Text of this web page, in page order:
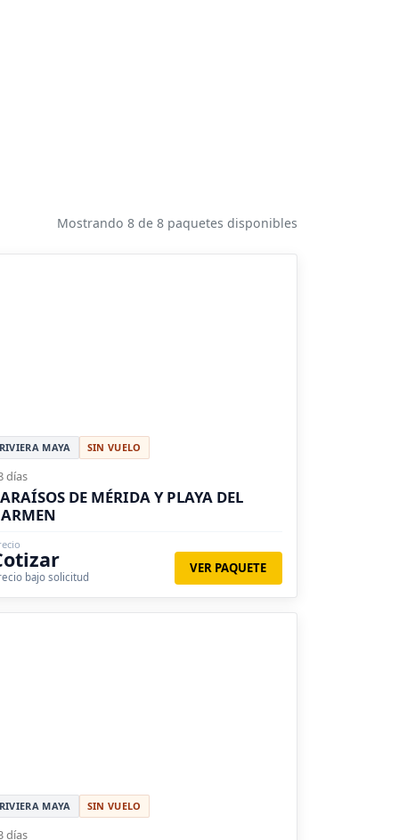
Mostrando 8 de 8 paquetes disponibles
RIVIERA MAYA SIN VUELO
días
DE MÉRIDA Y PLAYA DEL
bajo solicitud
VER PAQUETE
RIVIERA MAYA SIN VUELO
días